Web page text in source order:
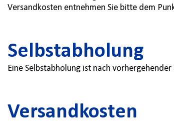
Versandkosten entnehmen Sie bitte dem
Selbstabholung
Eine Selbstabholung ist nach
Versandkosten